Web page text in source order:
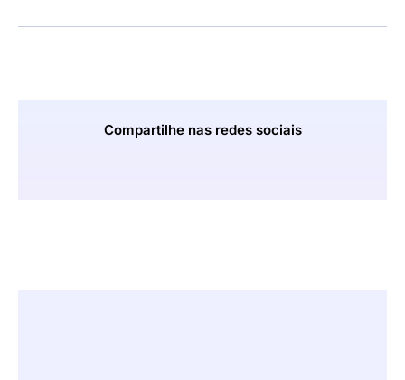
Compartilhe nas redes sociais